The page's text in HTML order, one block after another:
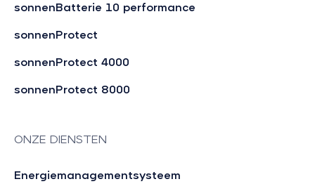
sonnenBatterie 10 performance
sonnenProtect
sonnenProtect 4000
sonnenProtect 8000
ONZE DIENSTEN
Energiemanagementsysteem